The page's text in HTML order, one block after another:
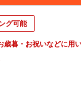
グ可能
歳暮・お祝いなどに用